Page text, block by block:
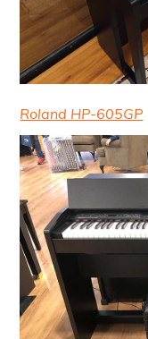
Roland HP-605GP